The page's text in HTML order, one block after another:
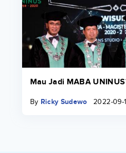
Mau Jadi MABA
By Ricky Sudewo 2022-09-